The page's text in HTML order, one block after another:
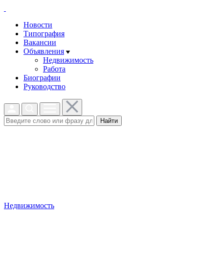
Новости
Типография
Вакансии
Объявления
Недвижимость
Работа
Биографии
Руководство
Найти
Недвижимость